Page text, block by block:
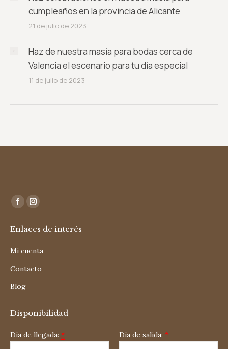
cumpleaños en la provincia de Alicante
21 de julio de 2023
Haz de nuestra masía para bodas cerca de
Valencia el escenario para tu día especial
11 de julio de 2023
Encuéntranos en:
Facebook
opens
in
window
Instagram
opens
in
window
Enlaces de interés
Mi cuenta
Contacto
Blog
Disponibilidad
Día de llegada: * Día de salida: *